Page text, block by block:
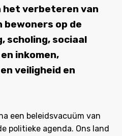
het verbeteren van
op de
scholing, sociaal
inkomen,
veiligheid en
een beleidsvacuüm van
politieke agenda. Ons land